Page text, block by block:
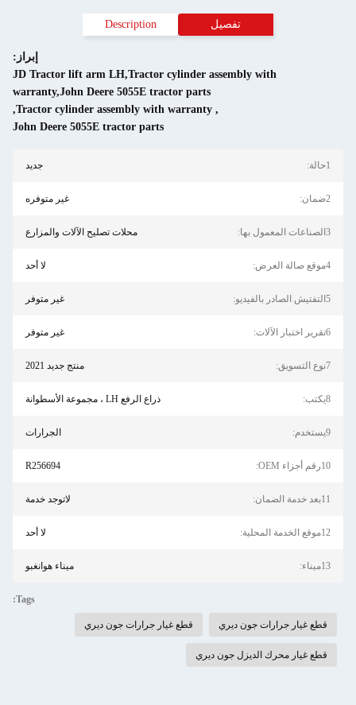
تفصيل Description
إبراز:
JD Tractor lift arm LH,Tractor cylinder assembly with
warranty,John Deere 5055E tractor parts
,
Tractor cylinder assembly with warranty
,
John Deere 5055E tractor parts
1حالة: جديد
2ضمان: غير متوفره
3الصناعات المعمول بها: محلات تصليح الآلات والمزارع
4موقع صالة العرض: لا أحد
5التفتيش الصادر بالفيديو: غير متوفر
6تقرير اختبار الآلات: غير متوفر
7نوع التسويق: منتج جديد 2021
8يكتب: ذراع الرفع LH ، مجموعة الأسطوانة
9يستخدم: الجرارات
10رقم أجزاء OEM: R256694
11بعد خدمة الضمان: لاتوجد خدمة
12موقع الخدمة المحلية: لا أحد
13ميناء: ميناء هوانغبو
Tags:
قطع غيار جرارات جون ديري قطع غيار جرارات جون ديري
قطع غيار محرك الديزل جون ديري